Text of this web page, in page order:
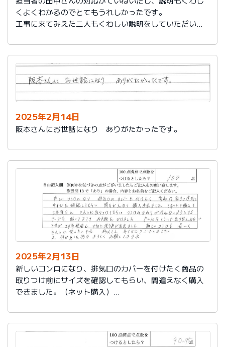
くよくわかるのでとてもうれしかったです。
工事に来てみえた二人もくわしい説明をしていただいた
今後ともいろいろお世話になりますが、よろしくお願い
します。
2025年2月14日
阪本さんにお世話になり ありがたかったです。
2025年2月13日
新しいコンロになり、排気口のカバーを付けたく商品の
取りつけ前にサイズを確認してもらい、間違えなく購入
できました。（ネット購入）
汚れないようにするテープも貼って下さりお手数をかけ
ました。
８～10年くらいで取り替えみたいですが、24年使用し大